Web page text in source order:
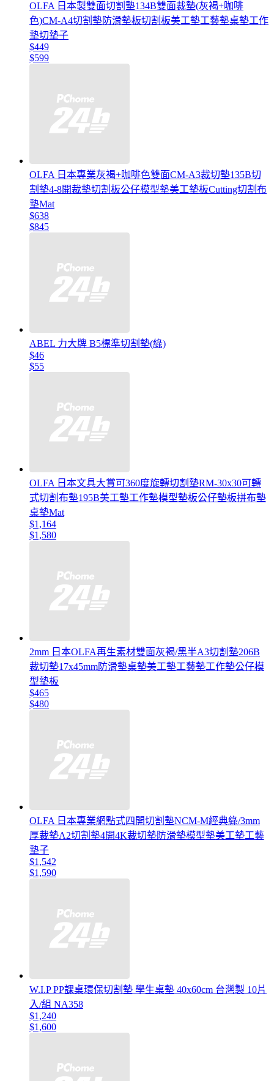
OLFA 日本製雙面切割墊134B雙面裁墊(灰褐+咖啡
色)CM-A4切割墊防滑墊板切割板美工墊工藝墊桌墊工作
墊切墊子
$449
$599
OLFA 日本專業灰褐+咖啡色雙面CM-A3裁切墊135B切
割墊4-8開裁墊切割板公仔模型墊美工墊板Cutting切割布
墊Mat
$638
$845
ABEL 力大牌 B5標準切割墊(綠)
$46
$55
OLFA 日本文具大賞可360度旋轉切割墊RM-30x30可轉
式切割布墊195B美工墊工作墊模型墊板公仔墊板拼布墊
桌墊Mat
$1,164
$1,580
2mm 日本OLFA再生素材雙面灰褐/黑半A3切割墊206B
裁切墊17x45mm防滑墊桌墊美工墊工藝墊工作墊公仔模
型墊板
$465
$480
OLFA 日本專業網點式四開切割墊NCM-M經典綠/3mm
厚裁墊A2切割墊4開4K裁切墊防滑墊模型墊美工墊工藝
墊子
$1,542
$1,590
W.I.P PP課桌環保切割墊 學生桌墊 40x60cm 台灣製 10片
入/組 NA358
$1,240
$1,600